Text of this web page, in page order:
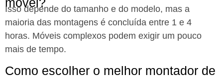
Isso depende do tamanho e do modelo, mas a
maioria das montagens é concluída entre 1 e 4
horas. Móveis complexos podem exigir um pouco
mais de tempo.
Como escolher o melhor montador de